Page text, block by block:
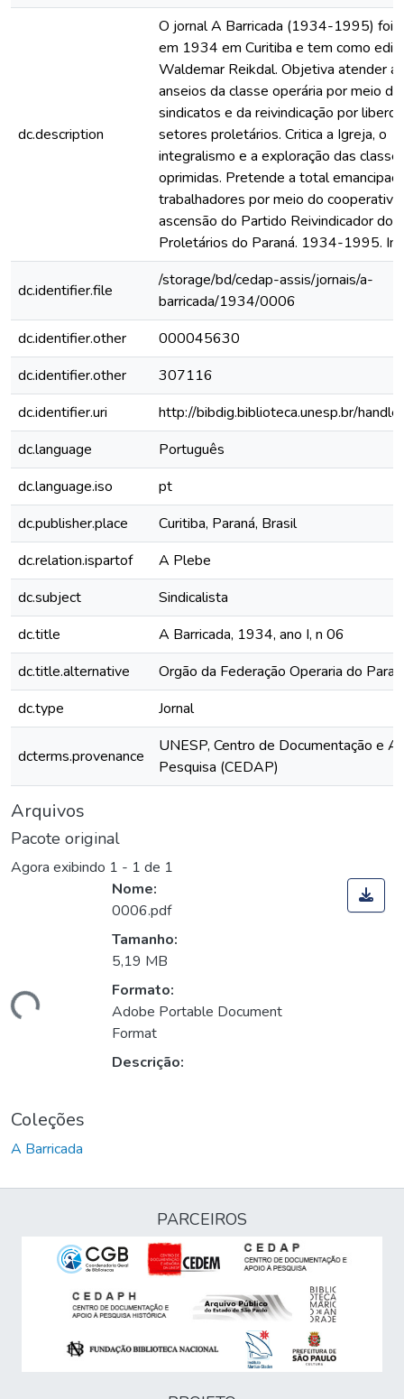
dc.description
O jornal A Barricada (1934-1995) foi
em 1934 em Curitiba e tem como
Waldemar Reikdal. Objetiva atender
anseios da classe operária por meio
sindicatos e da reivindicação por
setores proletários. Critica a Igreja, o
integralismo e a exploração das
oprimidas. Pretende a total
trabalhadores por meio do
ascensão do Partido Reivindicador dos
Proletários do Paraná. 1934-1995.
dc.identifier.file
/storage/bd/cedap-assis/jornais/a-
barricada/1934/0006
dc.identifier.other
000045630
dc.identifier.other
307116
dc.identifier.uri
http://bibdig.biblioteca.unesp.br/
dc.language
Português
dc.language.iso
pt
dc.publisher.place
Curitiba, Paraná, Brasil
dc.relation.ispartof
A Plebe
dc.subject
Sindicalista
dc.title
A Barricada, 1934, ano I, n 06
dc.title.alternative
Orgão da Federação Operaria do
dc.type
Jornal
dcterms.provenance
UNESP, Centro de Documentação e
Pesquisa (CEDAP)
Arquivos
Pacote original
Agora exibindo 1 - 1 de 1
Nome:
0006.pdf
Tamanho:
5,19 MB
Formato:
Adobe Portable Document
Format
Descrição:
Coleções
A Barricada
PARCEIROS